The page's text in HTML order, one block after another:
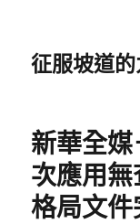
征服坡道的
新華全
次應用
格局文件